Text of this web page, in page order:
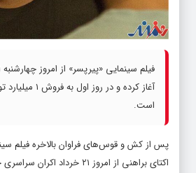
آغاز کرده و در
است.
پس از کش و قوس‌های فراوان بالاخره فیلم
اکتای براهنی از امروز ۲۱ خرداد